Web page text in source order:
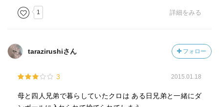
1 詳細をみる
tarazirushiさん フォロー
3 2015.01.18
母と四人兄弟で暮らしていたクロは ある日兄弟と一緒にダ